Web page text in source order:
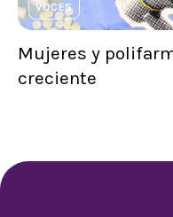
VOCES
Mujeres y
creciente